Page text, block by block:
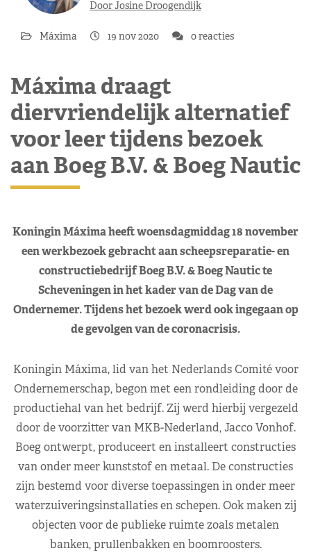
Door Josine Droogendijk
Máxima 19 nov 2020 0 reacties
Máxima draagt
diervriendelijk alternatief
voor leer tijdens bezoek
aan Boeg B.V. & Boeg Nautic
Koningin Máxima heeft woensdagmiddag 18 november
een werkbezoek gebracht aan scheepsreparatie- en
constructiebedrijf Boeg B.V. & Boeg Nautic te
Scheveningen in het kader van de Dag van de
Ondernemer. Tijdens het bezoek werd ook ingegaan op
de gevolgen van de coronacrisis.
Koningin Máxima, lid van het Nederlands Comité voor
Ondernemerschap, begon met een rondleiding door de
productiehal van het bedrijf. Zij werd hierbij vergezeld
door de voorzitter van MKB-Nederland, Jacco Vonhof.
Boeg ontwerpt, produceert en installeert constructies
van onder meer kunststof en metaal. De constructies
zijn bestemd voor diverse toepassingen in onder meer
waterzuiveringsinstallaties en schepen. Ook maken zij
objecten voor de publieke ruimte zoals metalen
banken, prullenbakken en boomroosters.